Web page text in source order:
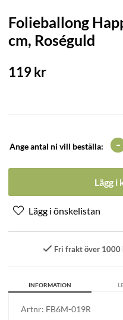
Folieballong
cm, Roséguld
119kr
Ange antal ni vill beställa: -
Lägg i
Fri frakt över 1000
INFORMATION
Artnr: FB6M-019R